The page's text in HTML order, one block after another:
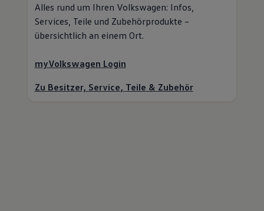
Alles rund um Ihren Volkswagen: Infos,
Services, Teile und Zubehörprodukte –
übersichtlich an einem Ort.
myVolkswagen Login
Zu Besitzer, Service, Teile & Zubehör